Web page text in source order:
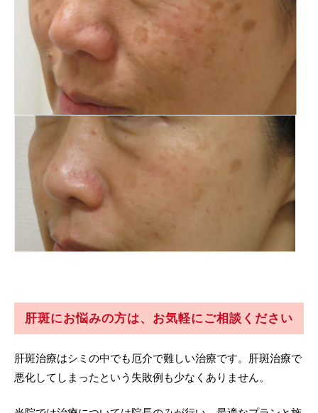
肝斑にお悩みの方は、お気軽にご相談ください
肝斑治療はシミの中でも厄介で難しい治療です。肝斑治療で
悪化してしまったという失敗例も少なくありません。